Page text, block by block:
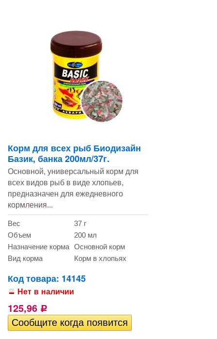
Корм для всех рыб Биодизайн
Базик, банка 200мл/37г.
Основной, универсальный корм для
всех видов рыб в виде хлопьев,
предназначен для ежедневного
кормления...
Вес
37 г
Объем
200 мл
Назначение корма
Основной корм
Вид корма
Корм в хлопьях
Код товара: 14145
Нет в наличии
125,96 Р